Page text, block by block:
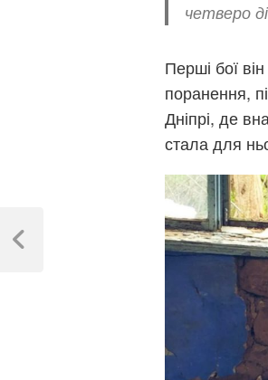
четверо
Перші бої
поранення,
Дніпрі, де
стала для
записів
Previous